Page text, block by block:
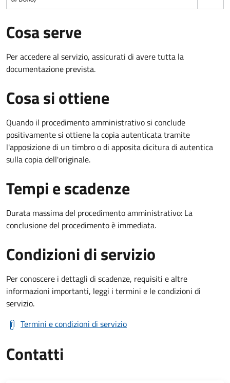
Cosa serve
Per accedere al servizio, assicurati di avere tutta la
documentazione prevista.
Cosa si ottiene
Quando il procedimento amministrativo si conclude
positivamente si ottiene la copia autenticata tramite
l'apposizione di un timbro o di apposita dicitura di autentica
sulla copia dell'originale.
Tempi e scadenze
Durata massima del procedimento amministrativo: La
conclusione del procedimento è immediata.
Condizioni di servizio
Per conoscere i dettagli di scadenze, requisiti e altre
informazioni importanti, leggi i termini e le condizioni di
servizio.
Termini e condizioni di servizio
Contatti